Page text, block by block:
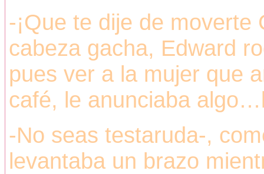
-¡Que te dije de
cabeza gacha, Edward
pues ver a la mujer que
café, le anunciaba
-No seas testaruda-,
levantaba un brazo